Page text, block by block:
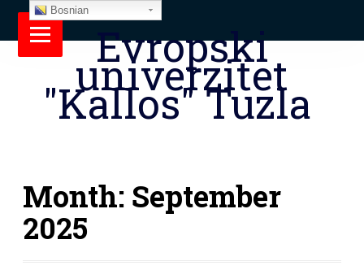
Evropski
univerzitet
"Kallos" Tuzla
Month: September
2025
Bosnian